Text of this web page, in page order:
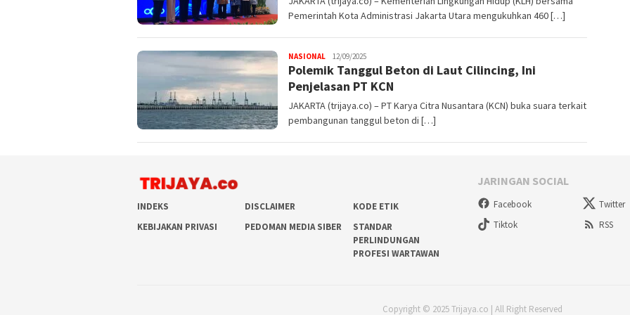
Pemerintah Kota Administrasi Jakarta Utara mengukuhkan 460 […]
NASIONAL Trijaya
.co
12/09/2025
Polemik Tanggul Beton di Laut Cilincing, Ini
Penjelasan PT KCN
JAKARTA (trijaya.co) – PT Karya Citra Nusantara (KCN) buka suara terkait
pembangunan tanggul beton di […]
INDEKS DISCLAIMER
KODE ETIK
KEBIJAKAN PRIVASI
PEDOMAN MEDIA SIBER
STANDAR
PERLINDUNGAN
PROFESI WARTAWAN
JARINGAN SOCIAL
Facebook Twitter
Tiktok
RSS
Copyright © 2025 Trijaya.co | All Right Reserved